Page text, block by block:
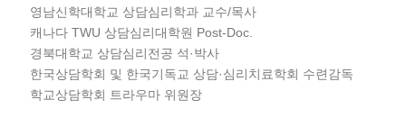
영남신학대학교 상담심리학과 교수/목사
캐나다 TWU 상담심리대학원 Post-Doc.
경북대학교 상담심리전공 석·박사
한국상담학회 및 한국기독교 상담·심리치료학회 수련감독
학교상담학회 트라우마 위원장